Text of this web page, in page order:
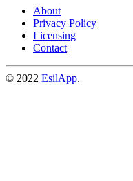
About
Privacy Policy
Licensing
Contact
© 2022 EsilApp.